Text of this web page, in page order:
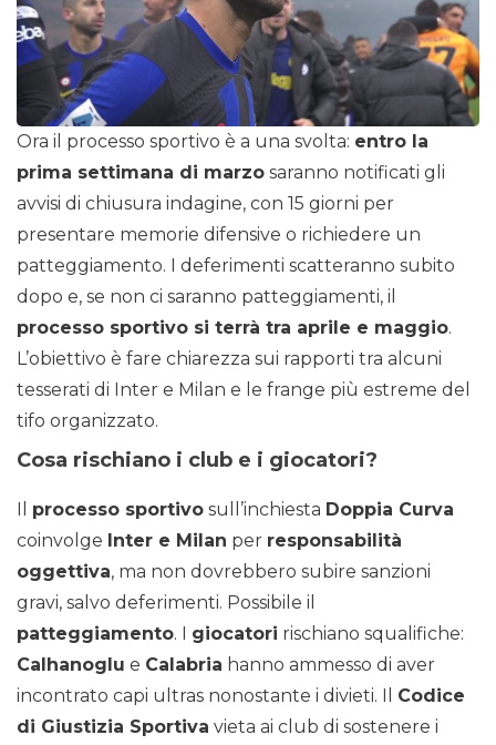
Ora il processo sportivo è a una svolta: entro la
prima settimana di marzo saranno notificati gli
avvisi di chiusura indagine, con 15 giorni per
presentare memorie difensive o richiedere un
patteggiamento. I deferimenti scatteranno subito
dopo e, se non ci saranno patteggiamenti, il
processo sportivo si terrà tra aprile e maggio.
L’obiettivo è fare chiarezza sui rapporti tra alcuni
tesserati di Inter e Milan e le frange più estreme del
tifo organizzato.
Cosa rischiano i club e i giocatori?
Il processo sportivo sull’inchiesta Doppia Curva
coinvolge Inter e Milan per responsabilità
oggettiva, ma non dovrebbero subire sanzioni
gravi, salvo deferimenti. Possibile il
patteggiamento. I giocatori rischiano squalifiche:
Calhanoglu e Calabria hanno ammesso di aver
incontrato capi ultras nonostante i divieti. Il Codice
di Giustizia Sportiva vieta ai club di sostenere i